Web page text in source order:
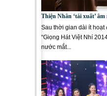
Thiện Nhân ‘tái xuất’
Sau thời gian dài ít hoạt
“Giọng Hát Việt Nhí
nước mắt...